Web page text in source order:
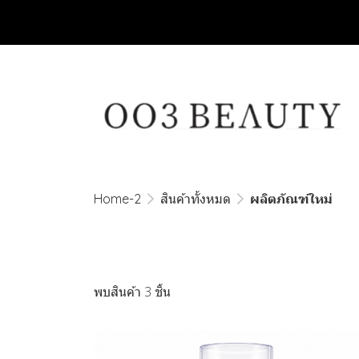
Home-2 สินค้าทั้งหมด ผลิตภัณฑ์ใหม่
พบสินค้า 3 ชิ้น